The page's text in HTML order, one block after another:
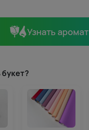
Узнать аромат
букет?